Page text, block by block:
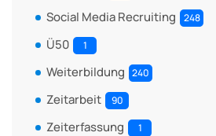
Social Media Recruiting 248
Ü50 1
Weiterbildung 240
Zeitarbeit 90
Zeiterfassung 1